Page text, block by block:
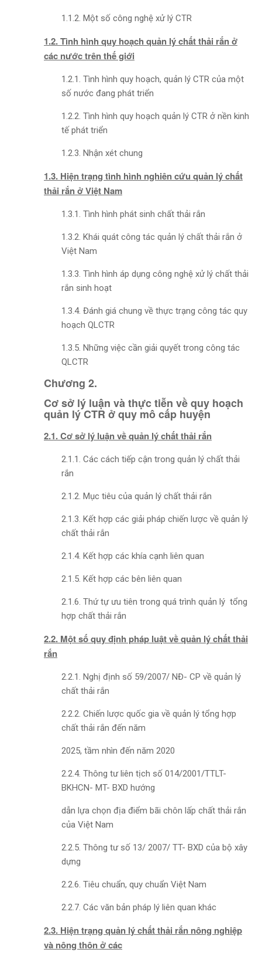
1.1.2. Một số công nghệ xử lý CTR
1.2. Tình hình quy hoạch quản lý chất thải rắn ở
các nước trên thế giới
1.2.1. Tình hình quy hoạch, quản lý CTR của một
số nước đang phát triển
1.2.2. Tình hình quy hoạch quản lý CTR ở nền kinh
tế phát triển
1.2.3. Nhận xét chung
1.3. Hiện trạng tình hình nghiên cứu quản lý chất
thải rắn ở Việt Nam
1.3.1. Tình hình phát sinh chất thải rắn
1.3.2. Khái quát công tác quản lý chất thải rắn ở
Việt Nam
1.3.3. Tình hình áp dụng công nghệ xử lý chất thải
rắn sinh hoạt
1.3.4. Đánh giá chung về thực trạng công tác quy
hoạch QLCTR
1.3.5. Những việc cần giải quyết trong công tác
QLCTR
Chương 2.
Cơ sở lý luận và thực tiễn về quy hoạch
quản lý CTR ở quy mô cấp huyện
2.1. Cơ sở lý luận về quản lý chất thải rắn
2.1.1. Các cách tiếp cận trong quản lý chất thải
rắn
2.1.2. Mục tiêu của quản lý chất thải rắn
2.1.3. Kết hợp các giải pháp chiến lược về quản lý
chất thải rắn
2.1.4. Kết hợp các khía cạnh liên quan
2.1.5. Kết hợp các bên liên quan
2.1.6. Thứ tự ưu tiên trong quá trình quản lý tổng
hợp chất thải rắn
2.2. Một số quy định pháp luật về quản lý chất thải
rắn
2.2.1. Nghị định số 59/2007/ NĐ- CP về quản lý
chất thải rắn
2.2.2. Chiến lược quốc gia về quản lý tổng hợp
chất thải rắn đến năm
2025, tầm nhìn đến năm 2020
2.2.4. Thông tư liên tịch số 014/2001/TTLT-
BKHCN- MT- BXD hướng
dẫn lựa chọn địa điểm bãi chôn lấp chất thải rắn
của Việt Nam
2.2.5. Thông tư số 13/ 2007/ TT- BXD của bộ xây
dựng
2.2.6. Tiêu chuẩn, quy chuẩn Việt Nam
2.2.7. Các văn bản pháp lý liên quan khác
2.3. Hiện trạng quản lý chất thải rắn nông nghiệp
và nông thôn ở các